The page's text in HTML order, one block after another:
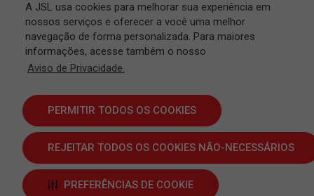
A JSL usa cookies para melhorar sua experiência em
nossos serviços e oferecer a você uma melhor
navegação de forma personalizada. Para maiores
informações, acesse também o nosso
Aviso de Privacidade.
PERMITIR TODOS OS COOKIES
REJEITAR TODOS OS COOKIES NÃO-NECESSÁRIOS
PREFERÊNCIAS DE COOKIE
JSL S.A. © 2024 | Todos os direitos reservados
Termos e Condições